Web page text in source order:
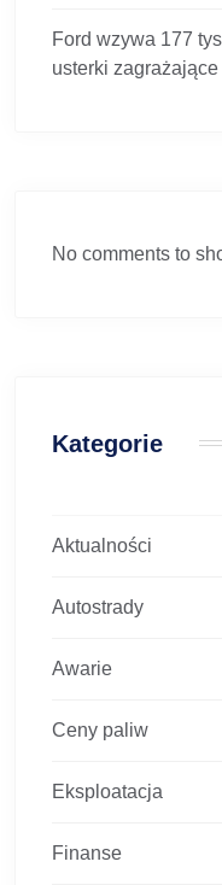
Ford wzywa 177
usterki
No comments to
Kategorie
Aktualności
Autostrady
Awarie
Ceny paliw
Eksploatacja
Finanse